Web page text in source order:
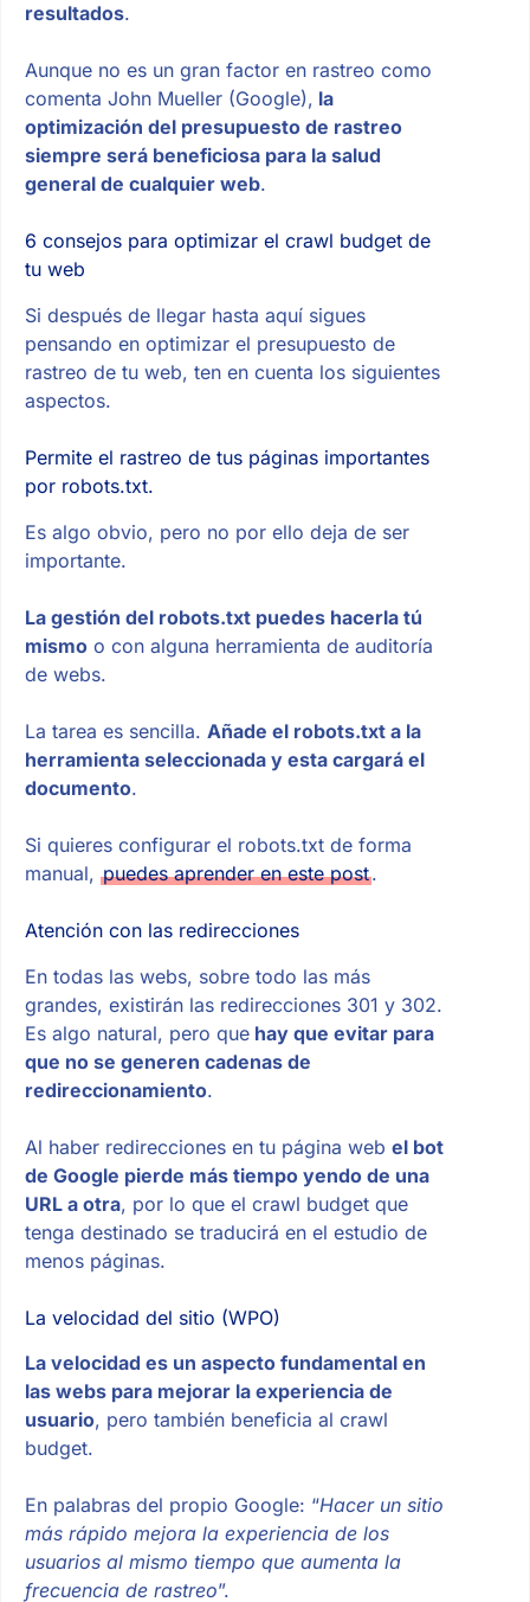
resultados.
Aunque no es un gran factor en rastreo como
comenta John Mueller (Google), la
optimización del presupuesto de rastreo
siempre será beneficiosa para la salud
general de cualquier web.
6 consejos para optimizar el crawl budget de
tu web
Si después de llegar hasta aquí sigues
pensando en optimizar el presupuesto de
rastreo de tu web, ten en cuenta los siguientes
aspectos.
Permite el rastreo de tus páginas importantes
por robots.txt.
Es algo obvio, pero no por ello deja de ser
importante.
La gestión del robots.txt puedes hacerla tú
mismoo con alguna herramienta de auditoría
de webs.
La tarea es sencilla. Añade el robots.txt a la
herramienta seleccionada y esta cargará el
documento.
Si quieres configurar el robots.txt de forma
manual, puedes aprender en este post.
Atención con las redirecciones
En todas las webs, sobre todo las más
grandes, existirán las redirecciones 301 y 302.
Es algo natural, pero quehay que evitar para
que no se generen cadenas de
redireccionamiento.
Al haber redirecciones en tu página web el bot
de Google pierde más tiempo yendo de una
URL a otra, por lo que el crawl budget que
tenga destinado se traducirá en el estudio de
menos páginas.
La velocidad del sitio (WPO)
La velocidad es un aspecto fundamental en
las webs para mejorar la experiencia de
usuario, pero también beneficia al crawl
budget.
En palabras del propio Google: “Hacer un sitio
más rápido mejora la experiencia de los
usuarios al mismo tiempo que aumenta la
frecuencia de rastreo”.